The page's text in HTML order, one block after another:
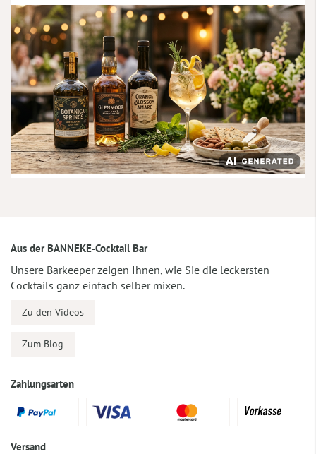
Aus der BANNEKE-Cocktail Bar
Unsere Barkeeper zeigen Ihnen, wie Sie die leckersten
Cocktails ganz einfach selber mixen.
Zu den Videos
Zum Blog
Zahlungsarten
Versand